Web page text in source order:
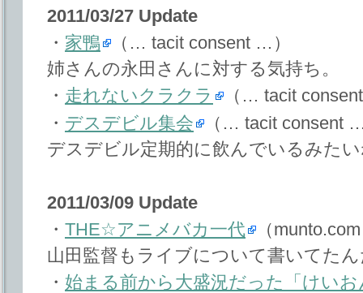
2011/03/27 Update
・ 家鴨
（… tacit consent …）
姉さんの永田さんに対する気持ち。
・ 走れないクラクラ
（… tacit
・ デスデビル集会
（… tacit consent
デスデビル定期的に飲んでいるみた
2011/03/09 Update
・ THE☆アニメバカ一代
（
山田監督もライブについて書いてた
・ 始まる前から大盛況だった「けい